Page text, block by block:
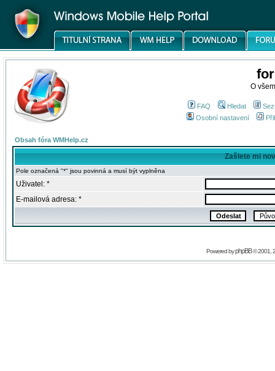
O
FAQ Hledat
Osobní nastavení
Obsah fóra WMHelp.cz
Zašlete mi
Pole označená "*" jsou povinná a musí být vyplněna
Uživatel: *
E-mailová adresa: *
Powered byphpBB© 2001,